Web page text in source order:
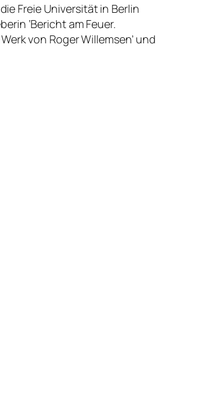
Freie Universität in Berlin
‘Bericht am Feuer.
von Roger Willemsen’ und